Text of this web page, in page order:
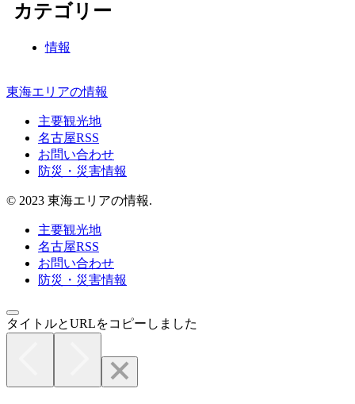
カテゴリー
情報
東海エリアの情報
主要観光地
名古屋RSS
お問い合わせ
防災・災害情報
© 2023 東海エリアの情報.
主要観光地
名古屋RSS
お問い合わせ
防災・災害情報
タイトルとURLをコピーしました